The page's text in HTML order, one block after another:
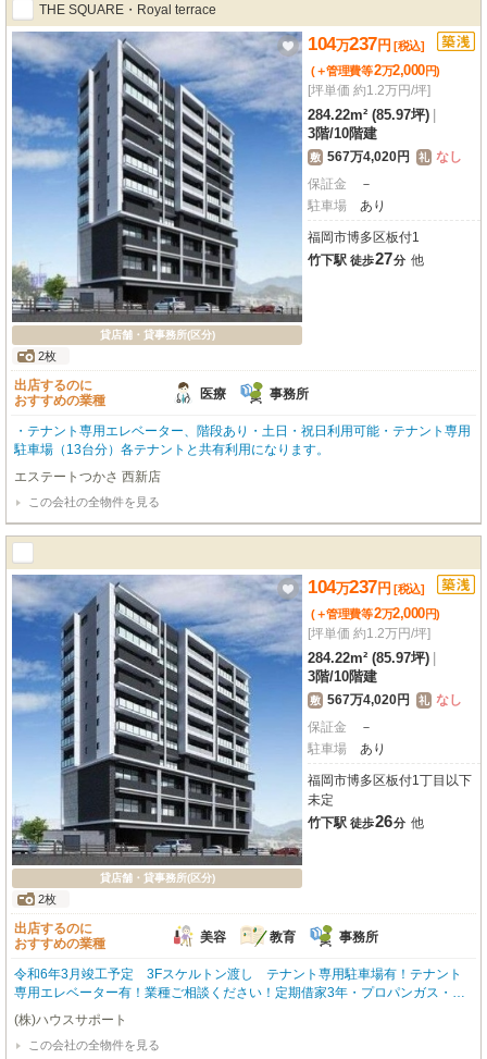
THE SQUARE・Royal terrace
貸店舗・貸事務所(区分)
2枚
104万237円 [税込]
(＋管理費等2万2,000円)
[坪単価 約1.2万円/坪]
284.22m² (85.97坪)
3階/10階建
敷 567万4,020円 礼 なし
保証金
－
駐車場
あり
福岡市博多区板付1
竹下駅 徒歩27分 他
出店するのに
おすすめの業種
医療 事務所
・テナント専用エレベーター、階段あり・土日・祝日利用可能・テナント専用
駐車場（13台分）各テナントと共有利用になります。
エステートつかさ 西新店
この会社の全物件を見る
貸店舗・貸事務所(区分)
2枚
104万237円 [税込]
(＋管理費等2万2,000円)
[坪単価 約1.2万円/坪]
284.22m² (85.97坪)
3階/10階建
敷 567万4,020円 礼 なし
保証金
－
駐車場
あり
福岡市博多区板付1丁目以下
未定
竹下駅 徒歩26分 他
出店するのに
おすすめの業種
美容 教育 事務所
令和6年3月竣工予定 3Fスケルトン渡し テナント専用駐車場有！テナント
専用エレベーター有！業種ご相談ください！定期借家3年・プロパンガス・未
入居・テナント専用エレベーター、階段あり・土日・祝日利用可能・テナント
専用駐車場（13台分）各テナントと共有利用になります。＊入居時期に関しま
しては予定です。＊内覧につきましてはお問い合わせください。保証会社
(株)ハウスサポート
この会社の全物件を見る